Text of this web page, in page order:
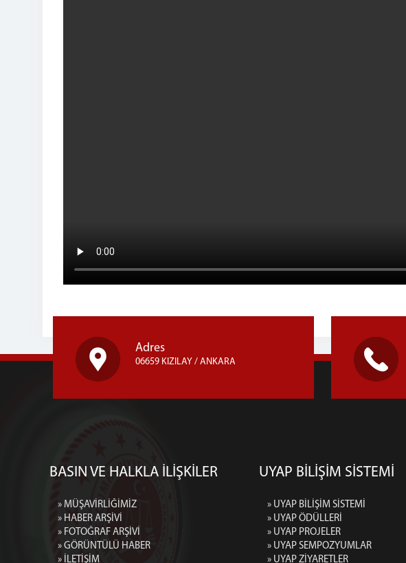
Adres
06659 KIZILAY / ANKARA
BASIN VE HALKLA İLİŞKİLER
» MÜŞAVİRLİĞİMİZ
» HABER ARŞİVİ
» FOTOĞRAF ARŞİVİ
» GÖRÜNTÜLÜ HABER
» İLETİŞİM
UYAP BİLİŞİM SİSTEMİ
» UYAP BİLİŞİM SİSTEMİ
» UYAP ÖDÜLLERİ
» UYAP PROJELER
» UYAP SEMPOZYUMLAR
» UYAP ZİYARETLER